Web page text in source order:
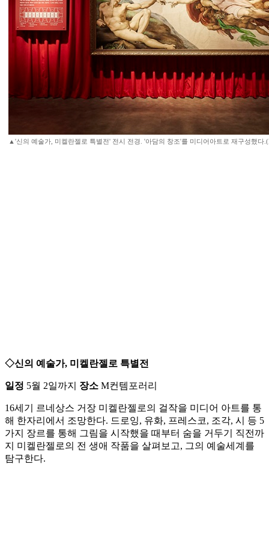
▲'신의 예술가, 미켈란젤로 특별전' 전시 전경. '아담의 창조'를 미디어아트로 재구성했다
◇신의 예술가, 미켈란젤로 특별전
일정 5월 2일까지 장소 M컨템포러리
16세기 르네상스 거장 미켈란젤로의 걸작을 미디어 아트를 통
해 한자리에서 조망한다. 드로잉, 유화, 프레스코, 조각, 시 등 5
가지 장르를 통해 그림을 시작했을 때부터 숨을 거두기 직전까
지 미켈란젤로의 전 생애 작품을 살펴보고, 그의 예술세계를
탐구한다.